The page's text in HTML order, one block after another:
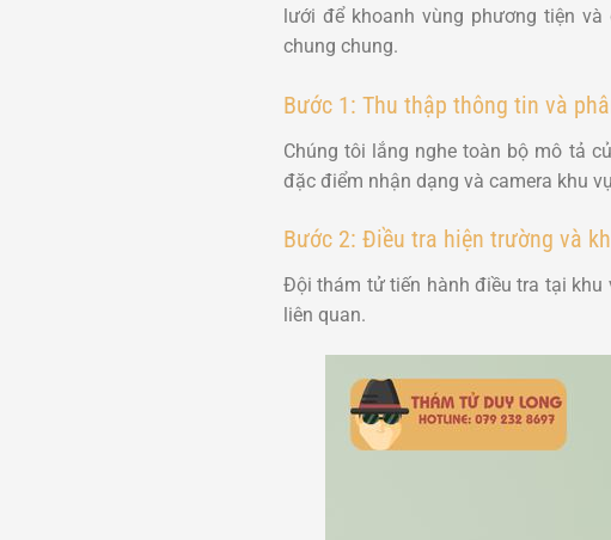
lưới để khoanh vùng phương tiện
chung chung.
Bước 1: Thu thập thông tin và
Chúng tôi lắng nghe toàn bộ mô tả
đặc điểm nhận dạng và camera khu
Bước 2: Điều tra hiện trường và
Đội thám tử tiến hành điều tra tại
liên quan.